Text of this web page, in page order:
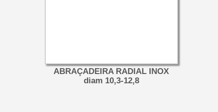
ABRAÇADEIRA RADIAL INOX
diam 10,3-12,8